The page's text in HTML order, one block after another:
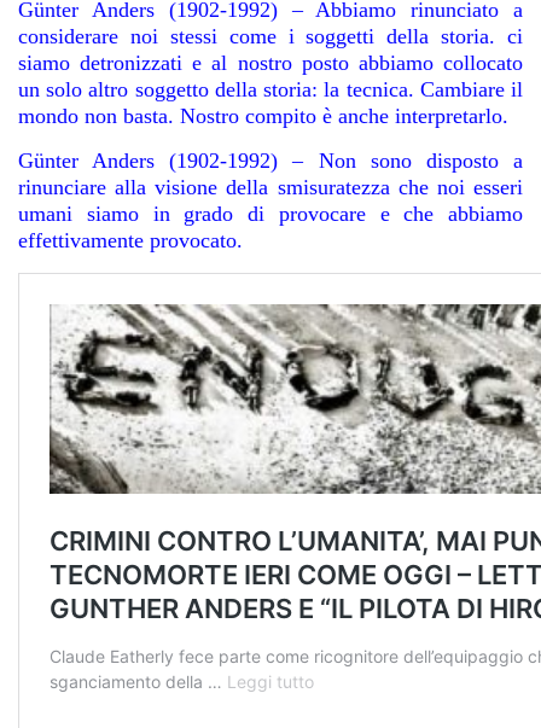
Günter Anders (1902-1992) – Abbiamo rinunciato a
considerare noi stessi come i soggetti della storia. ci
siamo detronizzati e al nostro posto abbiamo collocato
un solo altro soggetto della storia: la tecnica. Cambiare il
mondo non basta. Nostro compito è anche interpretarlo.
Günter Anders (1902-1992) – Non sono disposto a
rinunciare alla visione della smisuratezza che noi esseri
umani siamo in grado di provocare e che abbiamo
effettivamente provocato.